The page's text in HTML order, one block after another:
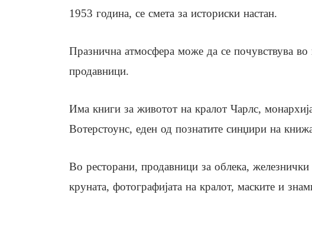
1953 година, се смета за историски настан.
Празнична атмосфера може да се почувствува
продавници.
Има книги за животот на кралот Чарлс,
Вотерстоунс, еден од познатите синџири на
Во ресторани, продавници за облека,
круната, фотографијата на кралот, маските и